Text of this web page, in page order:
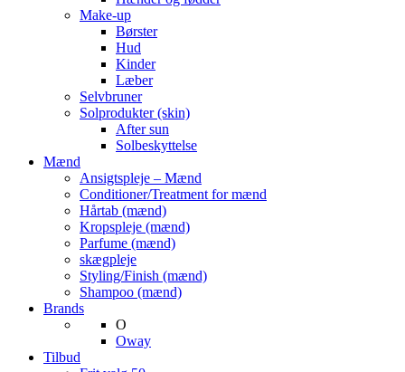
Make-up
Børster
Hud
Kinder
Læber
Selvbruner
Solprodukter (skin)
After sun
Solbeskyttelse
Mænd
Ansigtspleje – Mænd
Conditioner/Treatment for mænd
Hårtab (mænd)
Kropspleje (mænd)
Parfume (mænd)
skægpleje
Styling/Finish (mænd)
Shampoo (mænd)
Brands
O
Oway
Tilbud